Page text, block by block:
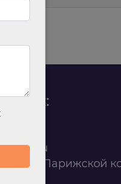
ул. Парижской